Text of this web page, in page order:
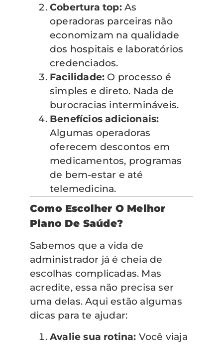
Cobertura top:As
operadoras parceiras não
economizam na qualidade
dos hospitais e laboratórios
credenciados.
Facilidade: O processo é
simples e direto. Nada de
burocracias intermináveis.
Benefícios adicionais:
Algumas operadoras
oferecem descontos em
medicamentos, programas
de bem-estar e até
telemedicina.
Como Escolher O Melhor
Plano De Saúde?
Sabemos que a vida de
administrador já é cheia de
escolhas complicadas. Mas
acredite, essa não precisa ser
uma delas. Aqui estão algumas
dicas para te ajudar:
Avalie sua rotina: Você viaja